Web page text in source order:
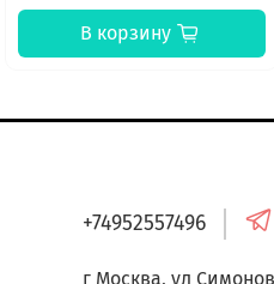
В корзину
+74952557496
г Москва, ул